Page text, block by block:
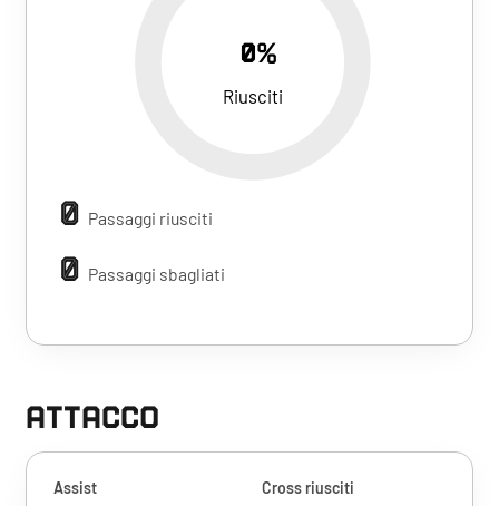
0%
Riusciti
0 Passaggi riusciti
0 Passaggi sbagliati
ATTACCO
Assist Cross riusciti